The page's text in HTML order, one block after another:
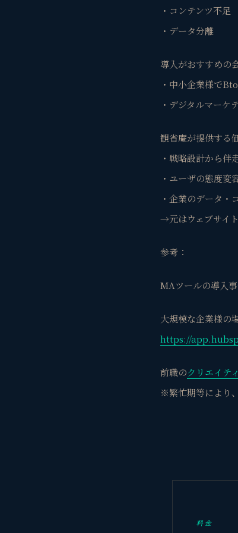
・コンテンツ不足
・データ分離
導入がおすすめの
・中小企業様で
・デジタルマーケ
観省庵が提供する
・戦略設計から
・ユーザの態度
・企業のデータ・
→元はウェブサイ
参考：
MAツールの導入
大規模な企業様の
https://
前職のクリエイテ
※繁忙期等により
料金